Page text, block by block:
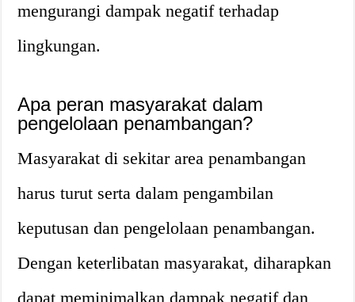
mengurangi dampak negatif terhadap
lingkungan.
Apa peran masyarakat dalam
pengelolaan penambangan?
Masyarakat di sekitar area penambangan
harus turut serta dalam pengambilan
keputusan dan pengelolaan penambangan.
Dengan keterlibatan masyarakat, diharapkan
dapat meminimalkan dampak negatif dan